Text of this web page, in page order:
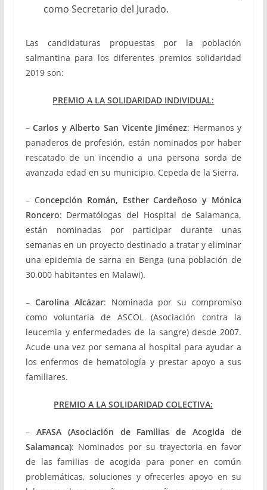
como Secretario del Jurado.
Las candidaturas propuestas por la población
salmantina para los diferentes premios solidaridad
2019 son:
PREMIO A LA SOLIDARIDAD INDIVIDUAL:
–Carlos y Alberto San Vicente Jiménez: Hermanos y
panaderos de profesión, están nominados por haber
rescatado de un incendio a una persona sorda de
avanzada edad en su municipio, Cepeda de la Sierra.
– Concepción Román, Esther Cardeñoso y Mónica
Roncero: Dermatólogas del Hospital de Salamanca,
están nominadas por participar durante unas
semanas en un proyecto destinado a tratar y eliminar
una epidemia de sarna en Benga (una población de
30.000 habitantes en Malawi).
– Carolina Alcázar: Nominada por su compromiso
como voluntaria de ASCOL (Asociación contra la
leucemia y enfermedades de la sangre) desde 2007.
Acude una vez por semana al hospital para ayudar a
los enfermos de hematología y prestar apoyo a sus
familiares.
PREMIO A LA SOLIDARIDAD COLECTIVA:
– AFASA (Asociación de Familias de Acogida de
Salamanca): Nominados por su trayectoria en favor
de las familias de acogida para poner en común
problemáticas, soluciones y ofrecerles apoyo en su